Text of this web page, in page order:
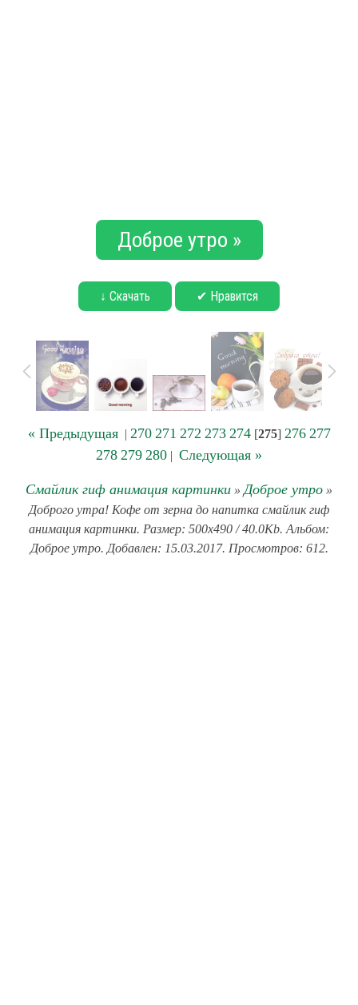
Доброе утро »
↓ Скачать ✔ Нравится
« Предыдущая| 270 271 272 273 274[275] 276 277
278 279 280 | Следующая »
Смайлик гиф анимация картинки » Доброе утро »
Доброго утра! Кофе от зерна до напитка смайлик гиф
анимация картинки. Размер: 500x490 / 40.0Kb. Альбом:
Доброе утро. Добавлен: 15.03.2017. Просмотров: 612.